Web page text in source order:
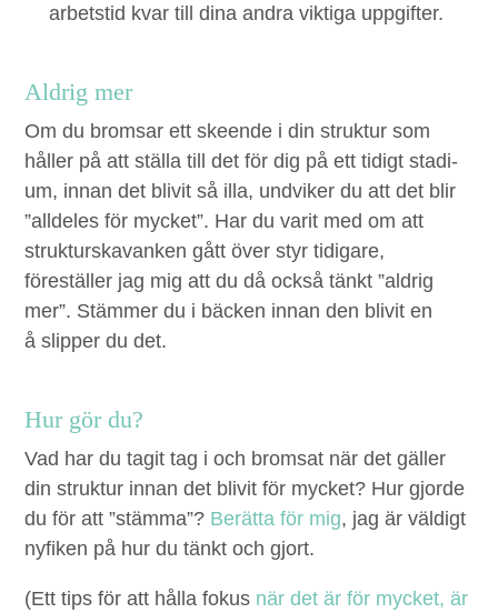
arbet­stid kvar till dina andra vik­ti­ga uppgifter.
Aldrig mer
Om du brom­sar ett skeende i din struk­tur som
håller på att stäl­la till det för dig på ett tidigt sta­di­
um, innan det bliv­it så illa, und­viker du att det blir
”allde­les för myck­et”. Har du var­it med om att
struk­turska­vanken gått över styr tidi­gare,
föreställer jag mig att du då ock­så tänkt”aldrig
mer”. Stäm­mer du i bäck­en innan den bliv­it en
å slip­per du det.
Hur gör du?
Vad har du tag­it tag i och brom­sat när det gäller
din struk­tur innan det bliv­it för myck­et? Hur gjorde
du för att”stäm­ma”? Berät­ta för mig, jag är väldigt
nyfiken på hur du tänkt och gjort.
(Ett tips för att hål­la fokus när det är för myck­et, är